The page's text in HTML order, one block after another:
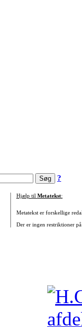
?
Hjælp til Metatekst:
Metatekst er forskellige
Der er ingen restriktioner